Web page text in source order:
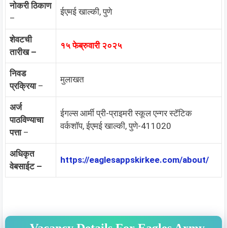
नोकरी ठिकाण
–
ईएमई खाल्की, पुणे
शेवटची
तारीख –
१५ फेब्रुवारी २०२५
निवड
प्रक्रिया–
मुलाखत
अर्ज
पाठविण्याचा
पत्ता–
ईगल्स आर्मी प्री-प्राइमरी स्कूल एन्गर स्टॅटिक
वर्कशॉप, ईएमई खाल्की, पुणे-411020
अधिकृत
वेबसाईट –
https://eaglesappskirkee.com/about/